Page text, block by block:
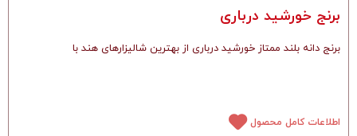
برنج خورشید درباری
برنج دانه بلند ممتاز خورشید درباری از بهترین شالیزارهای هند با
اطلاعات کامل محصول